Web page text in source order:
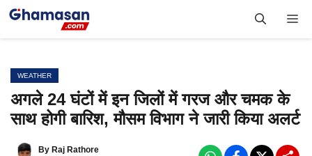
Skip
WEATHER
अगले 24 घंटों में इन जिलों में गरज और चमक के
साथ होगी बारिश, मौसम विभाग ने जारी किया अलर्ट
By Raj Rathore